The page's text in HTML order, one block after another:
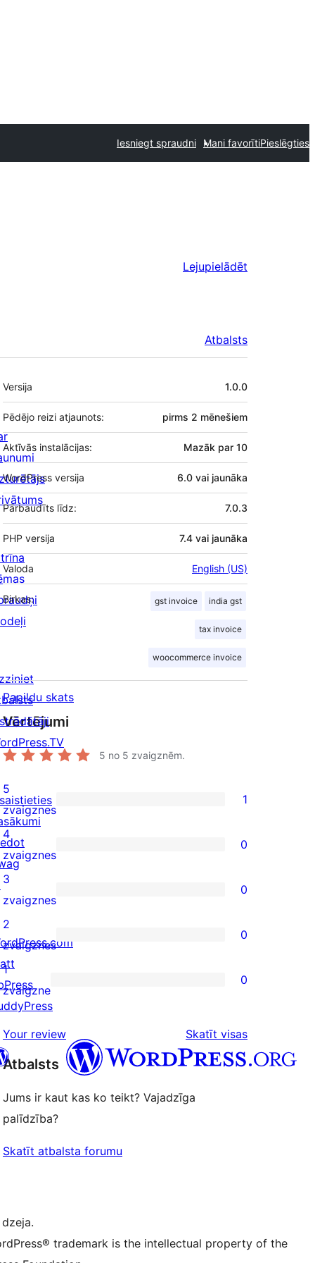
Iesniegt spraudni Mani favorītiPieslēgties
Lejupielādēt
Atbalsts
Meta
Versija 1.0.0
Pēdējo reizi atjaunots: pirms 2 mēnešiem
Aktīvās instalācijas: Mazāk par 10
WordPress versija 6.0 vai jaunāka
Pārbaudīts līdz: 7.0.3
PHP versija 7.4 vai jaunāka
Valoda English (US)
Birkas: gst invoice india gst
tax invoice
woocommerce invoice
Papildu skats
Vērtējumi
5 no 5 zvaigznēm.
1
5-
star
review
5
zvaigznes
1
0
4-
star
reviews
4
zvaigznes
0
0
3-
star
reviews
3
zvaigznes
0
0
2-
star
reviews
2
zvaigznes
0
0
1-
star
reviews
1
zvaigzne
0
Your review Skatīt visasatsauksmes
Atbalsts
Jums ir kaut kas ko teikt? Vajadzīga
palīdzība?
Skatīt atbalsta forumu
Bluesky kontu
kontu
kontu
kontu
kontu
trademark is the intellectual property of the